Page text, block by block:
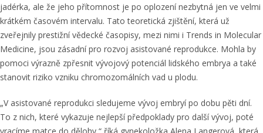
jadérka, ale že jeho přítomnost je po oplození nezbytná jen ve velmi
krátkém časovém intervalu. Tato teoretická zjištění, která už
zveřejnily prestižní vědecké časopisy, mezi nimi i Trends in Molecular
Medicine, jsou zásadní pro rozvoj asistované reprodukce. Mohla by
pomoci výrazně zpřesnit vývojový potenciál lidského embrya a také
stanovit riziko vzniku chromozomálních vad u plodu.
„V asistované reprodukci sledujeme vývoj embryí po dobu pěti dní.
To z nich, které vykazuje nejlepší předpoklady pro další vývoj, poté
vracíme matce do dělohy,“ říká gynekoložka Alena Langerová, která